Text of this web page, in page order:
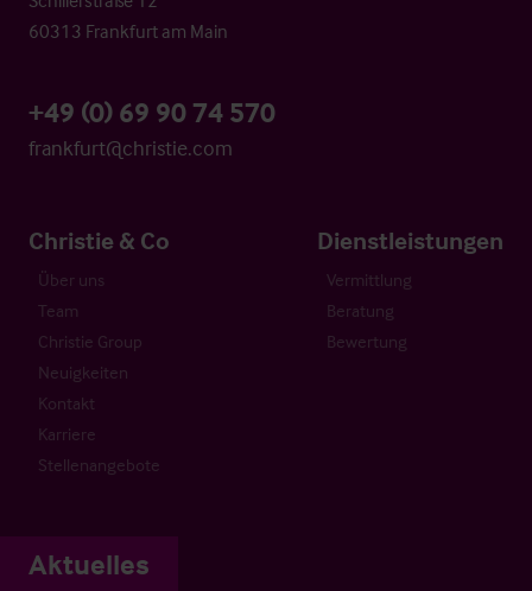
60313 Frankfurt am Main
+49 (0) 69 90 74 570
frankfurt@christie.com
Christie & Co
Über uns
Team
Christie Group
Neuigkeiten
Kontakt
Karriere
Stellenangebote
Dienstleistungen
Vermittlung
Beratung
Bewertung
Aktuelles